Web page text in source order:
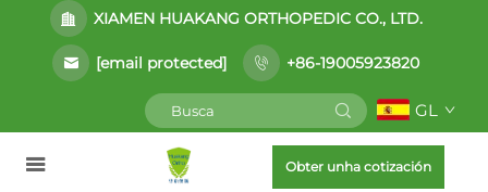
XIAMEN HUAKANG ORTHOPEDIC CO., LTD.
[email protected] +86-19005923820
GL
Obter unha cotización